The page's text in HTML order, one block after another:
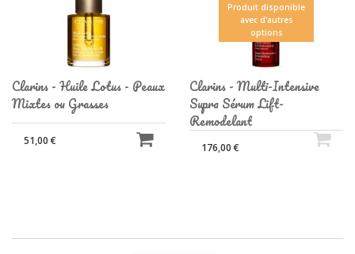
Clarins - Huile Lotus - Peaux
Mixtes ou Grasses
51,00 €
Produit disponible
avec d'autres
options
Clarins - Multi-Intensive
Supra Sérum Lift-
Remodelant
176,00 €